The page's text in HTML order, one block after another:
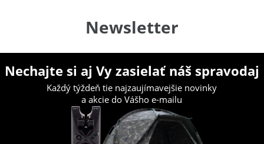
Newsletter
Nechajte si aj Vy zasielať náš spravodaj
Každý týždeň tie najzaujímavejšie novinky
a akcie do Vášho e-mailu